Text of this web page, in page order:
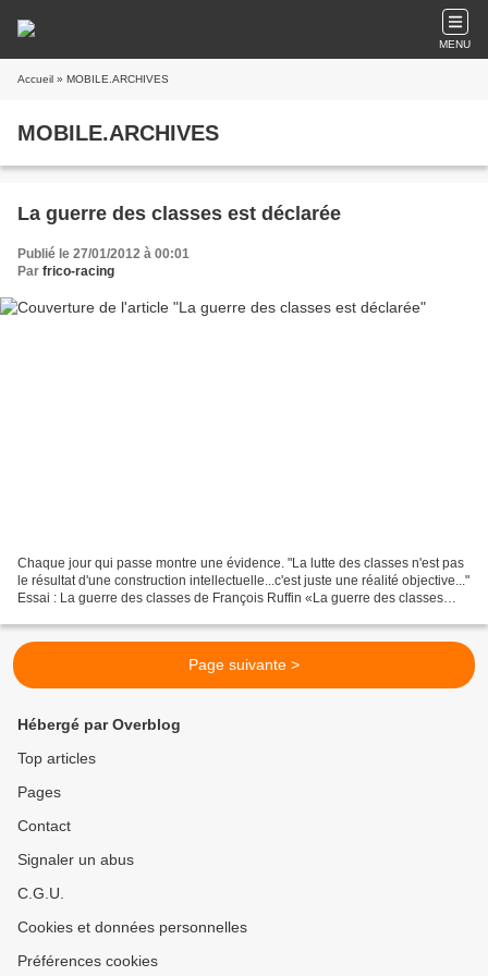
MENU
Accueil » MOBILE.ARCHIVES
MOBILE.ARCHIVES
La guerre des classes est déclarée
Publié le 27/01/2012 à 00:01
Par frico-racing
Chaque jour qui passe montre une évidence. "La lutte des classes n'est pas
le résultat d'une construction intellectuelle...c'est juste une réalité objective..."
Essai : La guerre des classes de François Ruffin «La guerre des classes
Page suivante >
Hébergé par Overblog
Top articles
Pages
Contact
Signaler un abus
C.G.U.
Cookies et données personnelles
Préférences cookies